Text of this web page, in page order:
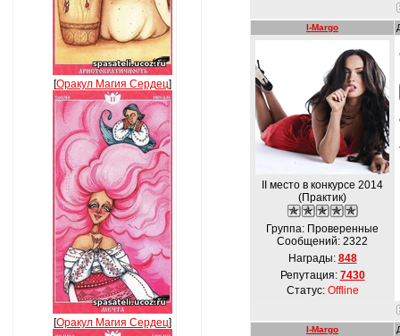
[Оракул Магия Сердец]
[Оракул Магия Сердец]
I-Margo
II место в конкурсе 2014
(Практик)
Группа: Проверенные
Сообщений: 2322
Награды: 848
Репутация: 7430
Статус: Offline
I-Margo